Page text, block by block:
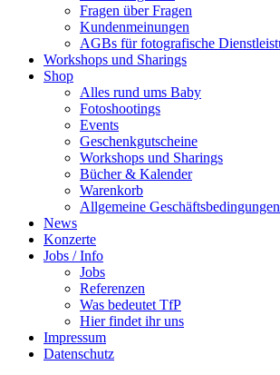
Fragen über Fragen
Kundenmeinungen
AGBs für fotografische
Workshops und Sharings
Shop
Alles rund ums Baby
Fotoshootings
Events
Geschenkgutscheine
Workshops und Sharings
Bücher & Kalender
Warenkorb
Allgemeine
News
Konzerte
Jobs / Info
Jobs
Referenzen
Was bedeutet TfP
Hier findet ihr uns
Impressum
Datenschutz